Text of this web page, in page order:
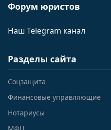
Форум юристов
Наш Telegram канал
Разделы сайта
Соцзащита
Финансовые управляющие
Нотариусы